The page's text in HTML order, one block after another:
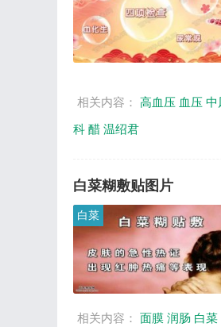
相关内容： 高血压 血压 中
科 醋 温绍君
白菜糊敷贴图片
白菜
相关内容： 面膜 润肠 白菜